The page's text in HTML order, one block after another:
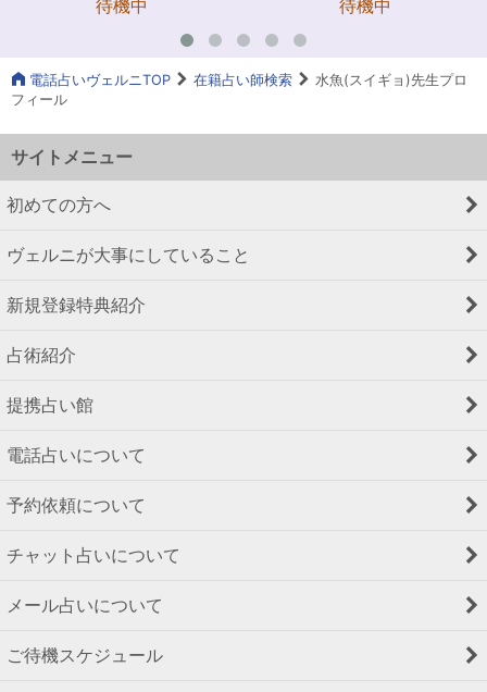
待機中
待機中
電話占いヴェルニTOP 在籍占い師検索
水魚(スイギョ)先生プロ
フィール
サイトメニュー
初めての方へ
ヴェルニが大事にしていること
新規登録特典紹介
占術紹介
提携占い館
電話占いについて
予約依頼について
チャット占いについて
メール占いについて
ご待機スケジュール